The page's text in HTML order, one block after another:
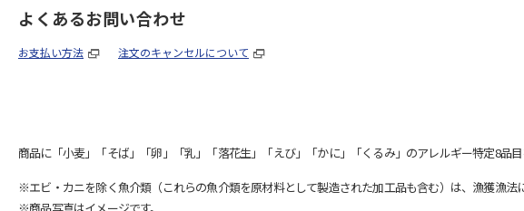
よくあるお問い合わせ
お支払い方法 注文のキャンセルについて
商品に「小麦」「そば」「卵」「乳」「落花生」「えび」「かに」「くるみ」のアレルギー特定8品
※エビ・カニを除く魚介類（これらの魚介類を原材料として製造された加工品も含む）は、漁獲漁